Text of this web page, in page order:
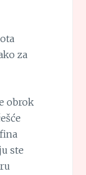
za
obrok
ste